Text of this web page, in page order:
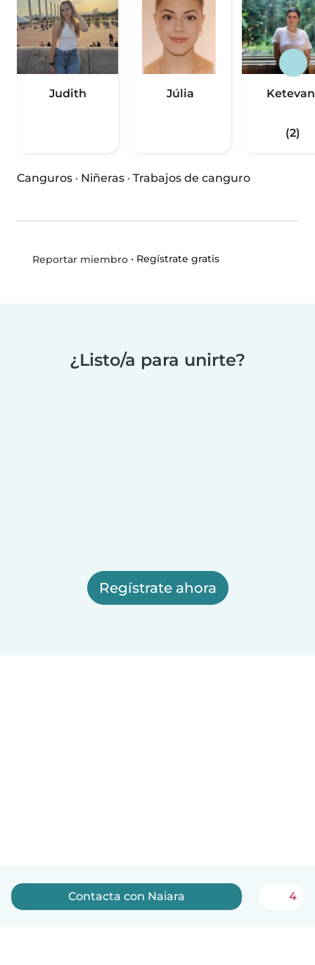
Judith Júlia
(2)
Canguros · Niñeras · Trabajos de canguro
Reportar miembro• Regístrate gratis
¿Listo/a para unirte?
Regístrate ahora
Contacta con Naiara 4